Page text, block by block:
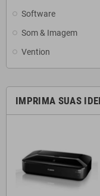
Software
Som & Imagem
Vention
IMPRIMA SUAS